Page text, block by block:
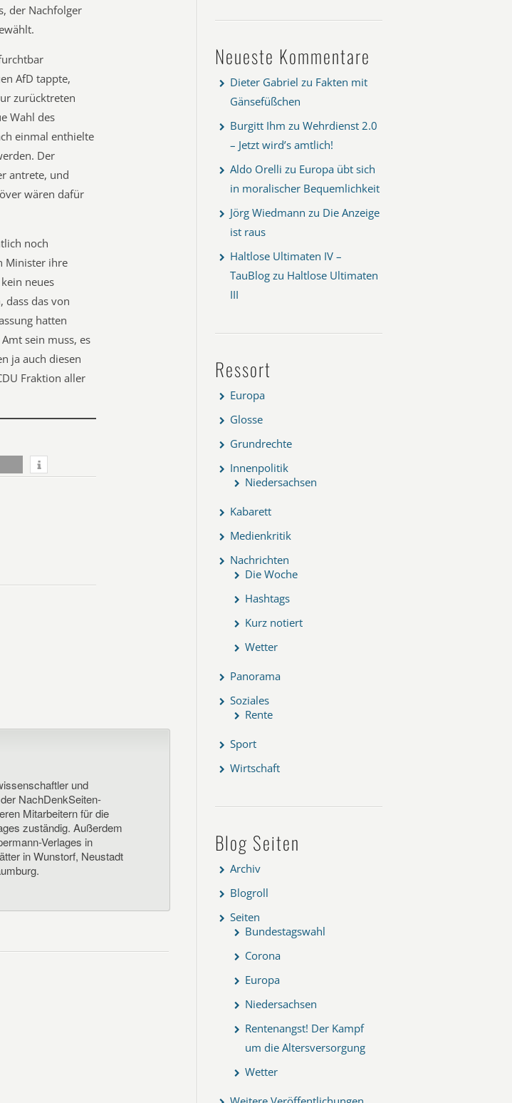
der Nachfolger
AfD tappte,
zurücktreten
Wahl des
einmal enthielte
Der
antrete, und
wären dafür
noch
Minister ihre
neues
dass das von
hatten
sein muss, es
ja auch diesen
Fraktion aller
und
NachDenkSeiten-
Mitarbeitern für die
zuständig. Außerdem
Verlages in
in Wunstorf, Neustadt
Neueste Kommentare
Dieter Gabriel zu Fakten mit
Gänsefüßchen
Burgitt Ihm zu Wehrdienst 2.0
– Jetzt wird’s amtlich!
Aldo Orelli zu Europa übt sich
in moralischer Bequemlichkeit
Jörg Wiedmann zu Die Anzeige
ist raus
Haltlose Ultimaten IV –
TauBlog zu Haltlose Ultimaten
III
Ressort
Europa
Glosse
Grundrechte
Innenpolitik
Niedersachsen
Kabarett
Medienkritik
Nachrichten
Die Woche
Hashtags
Kurz notiert
Wetter
Panorama
Soziales
Rente
Sport
Wirtschaft
Blog Seiten
Archiv
Blogroll
Seiten
Bundestagswahl
Corona
Europa
Niedersachsen
Rentenangst! Der Kampf
um die Altersversorgung
Wetter